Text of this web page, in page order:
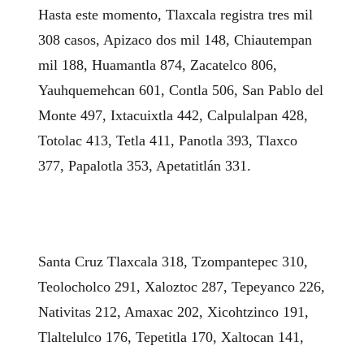
Hasta este momento, Tlaxcala registra tres mil
308 casos, Apizaco dos mil 148, Chiautempan
mil 188, Huamantla 874, Zacatelco 806,
Yauhquemehcan 601, Contla 506, San Pablo del
Monte 497, Ixtacuixtla 442, Calpulalpan 428,
Totolac 413, Tetla 411, Panotla 393, Tlaxco
377, Papalotla 353, Apetatitlán 331.
Santa Cruz Tlaxcala 318, Tzompantepec 310,
Teolocholco 291, Xaloztoc 287, Tepeyanco 226,
Nativitas 212, Amaxac 202, Xicohtzinco 191,
Tlaltelulco 176, Tepetitla 170, Xaltocan 141,